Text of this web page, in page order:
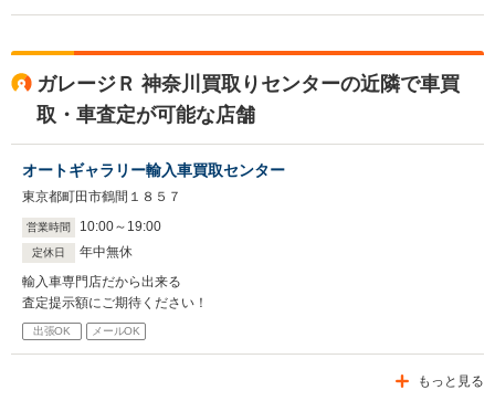
ガレージＲ 神奈川買取りセンターの近隣で車買
取・車査定が可能な店舗
オートギャラリー輸入車買取センター
東京都町田市鶴間１８５７
営業時間 10:00～ 19:00
定休日
年中無休
輸入車専門店だから出来る
査定提示額にご期待ください！
出張OK メールOK
もっと見る